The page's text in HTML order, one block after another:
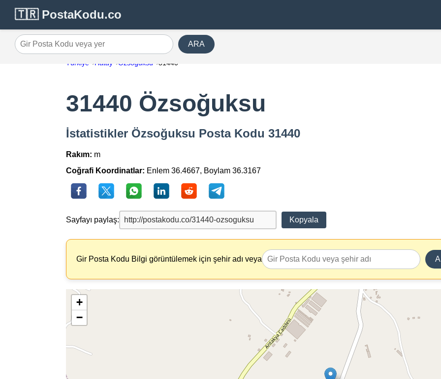
🇹🇷 PostaKodu.co
Gir Posta Kodu veya yer ARA
Türkiye Hatay Özsoğuksu 31440
31440 Özsoğuksu
İstatistikler Özsoğuksu Posta Kodu 31440
Rakım: m
Coğrafi Koordinatlar: Enlem 36.4667, Boylam 36.3167
Sayfayı paylaş: Kopyala
Gir Posta Kodu Bilgi görüntülemek için şehir adı veya
+
−